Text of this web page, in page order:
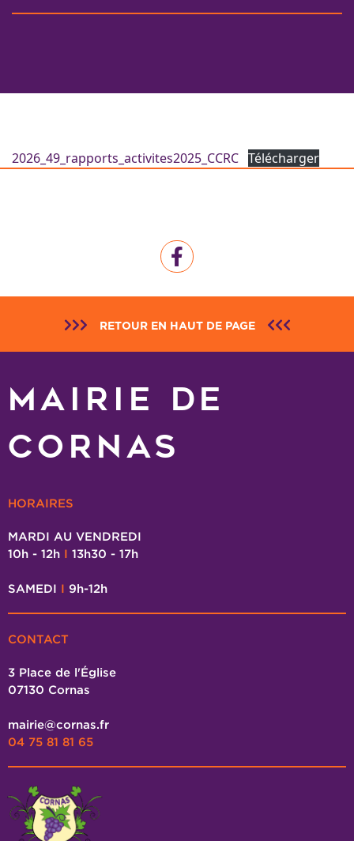
2026_49_rapports_activites2025_CCRC Télécharger
RETOUR EN HAUT DE PAGE
MAIRIE DE
CORNAS
HORAIRES
MARDI AU VENDREDI
10h - 12h I 13h30 - 17h
SAMEDI I 9h-12h
CONTACT
3 Place de l'Église
07130 Cornas
mairie@cornas.fr
04 75 81 81 65